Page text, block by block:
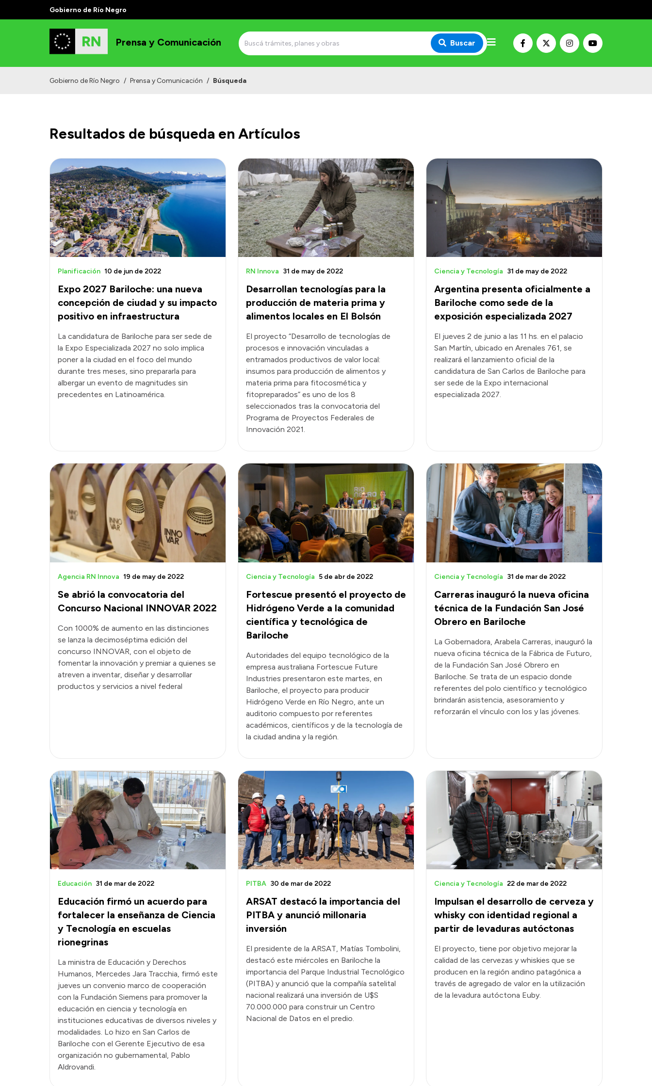
Gobierno de Río Negro
Prensa y Comunicación Buscar
Gobierno de Río Negro / Prensa y Comunicación / Búsqueda
Resultados de búsqueda en Artículos
Expo 2027 Bariloche: una nueva
concepción de ciudad y su impacto
positivo en infraestructura
Planificación 10 de jun de 2022
La candidatura de Bariloche para ser sede de
la Expo Especializada 2027 no solo implica
poner a la ciudad en el foco del mundo
durante tres meses, sino prepararla para
albergar un evento de magnitudes sin
precedentes en Latinoamérica.
Desarrollan tecnologías para la
producción de materia prima y
alimentos locales en El Bolsón
RN Innova 31 de may de 2022
El proyecto “Desarrollo de tecnologías de
procesos e innovación vinculadas a
entramados productivos de valor local:
insumos para producción de alimentos y
materia prima para fitocosmética y
fitopreparados” es uno de los 8
seleccionados tras la convocatoria del
Programa de Proyectos Federales de
Innovación 2021.
Argentina presenta oficialmente a
Bariloche como sede de la
exposición especializada 2027
Ciencia y Tecnología 31 de may de 2022
El jueves 2 de junio a las 11 hs. en el palacio
San Martín, ubicado en Arenales 761, se
realizará el lanzamiento oficial de la
candidatura de San Carlos de Bariloche para
ser sede de la Expo internacional
especializada 2027.
Se abrió la convocatoria del
Concurso Nacional INNOVAR 2022
Agencia RN Innova 19 de may de 2022
Con 1000% de aumento en las distinciones
se lanza la decimoséptima edición del
concurso INNOVAR, con el objeto de
fomentar la innovación y premiar a quienes se
atreven a inventar, diseñar y desarrollar
productos y servicios a nivel federal
Fortescue presentó el proyecto de
Hidrógeno Verde a la comunidad
científica y tecnológica de
Bariloche
Ciencia y Tecnología 5 de abr de 2022
Autoridades del equipo tecnológico de la
empresa australiana Fortescue Future
Industries presentaron este martes, en
Bariloche, el proyecto para producir
Hidrógeno Verde en Río Negro, ante un
auditorio compuesto por referentes
académicos, científicos y de la tecnología de
la ciudad andina y la región.
Carreras inauguró la nueva oficina
técnica de la Fundación San José
Obrero en Bariloche
Ciencia y Tecnología 31 de mar de 2022
La Gobernadora, Arabela Carreras, inauguró la
nueva oficina técnica de la Fábrica de Futuro,
de la Fundación San José Obrero en
Bariloche. Se trata de un espacio donde
referentes del polo científico y tecnológico
brindarán asistencia, asesoramiento y
reforzarán el vínculo con los y las jóvenes.
Educación firmó un acuerdo para
fortalecer la enseñanza de Ciencia
y Tecnología en escuelas
rionegrinas
Educación 31 de mar de 2022
La ministra de Educación y Derechos
Humanos, Mercedes Jara Tracchia, firmó este
jueves un convenio marco de cooperación
con la Fundación Siemens para promover la
educación en ciencia y tecnología en
instituciones educativas de diversos niveles y
modalidades. Lo hizo en San Carlos de
Bariloche con el Gerente Ejecutivo de esa
organización no gubernamental, Pablo
Aldrovandi.
ARSAT destacó la importancia del
PITBA y anunció millonaria
inversión
PITBA 30 de mar de 2022
El presidente de la ARSAT, Matías Tombolini,
destacó este miércoles en Bariloche la
importancia del Parque Industrial Tecnológico
(PITBA) y anunció que la compañía satelital
nacional realizará una inversión de U$S
70.000.000 para construir un Centro
Nacional de Datos en el predio.
Impulsan el desarrollo de cerveza y
whisky con identidad regional a
partir de levaduras autóctonas
Ciencia y Tecnología 22 de mar de 2022
El proyecto, tiene por objetivo mejorar la
calidad de las cervezas y whiskies que se
producen en la región andino patagónica a
través de agregado de valor en la utilización
de la levadura autóctona Euby.